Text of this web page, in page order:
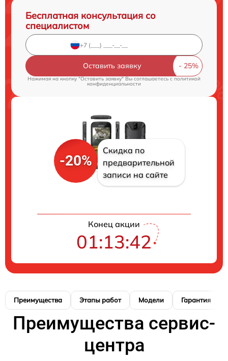
Бесплатная консультация со
специалистом
Оставить заявку
Нажимая на кнопку "Оставить заявку" Вы соглашаетесь cполитикой
конфиденциальности
-20%
Скидка по
предварительной
записи на сайте
Конец акции
01:13:41
Преимущества Этапы работ Модели Гарантия
Преимущества сервис-
центра